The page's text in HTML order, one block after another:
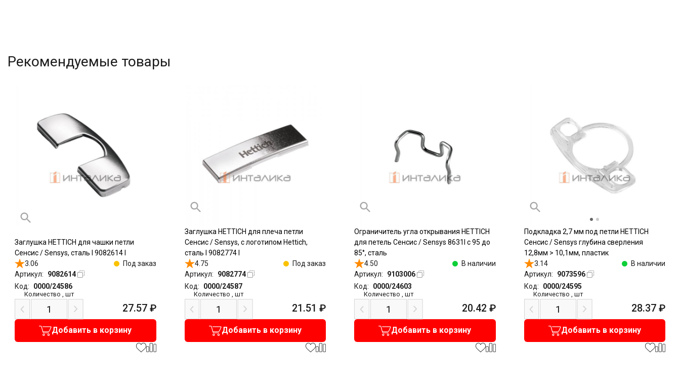
Рекомендуемые товары
Заглушка HETTICH для чашки петли
Сенсис / Sensys, сталь l 9082614 l
3.06
Под заказ
Артикул:
9082614
Код:
0000/24586
Количество шт
27.57 ₽
Добавить в корзину
Заглушка HETTICH для плеча петли
Сенсис / Sensys, с логотипом Hettich,
сталь l 9082774 l
4.75
Под заказ
Артикул:
9082774
Код:
0000/24587
Количество ,шт
21.51 ₽
Добавить в корзину
Ограничитель угла открывания HETTICH
для петель Сенсис / Sensys 8631I c 95 до
85°, сталь
4.50
В наличии
Артикул:
9103006
Код:
0000/24603
Количество шт
20.42 ₽
Добавить в корзину
Подкладка 2,7 мм под петли HETTICH
Сенсис / Sensys глубина сверления
12,8мм > 10,1мм, пластик
3.14
В наличии
Артикул:
9073596
Код:
0000/24595
Количество ,шт
28.37 ₽
Добавить в корзину